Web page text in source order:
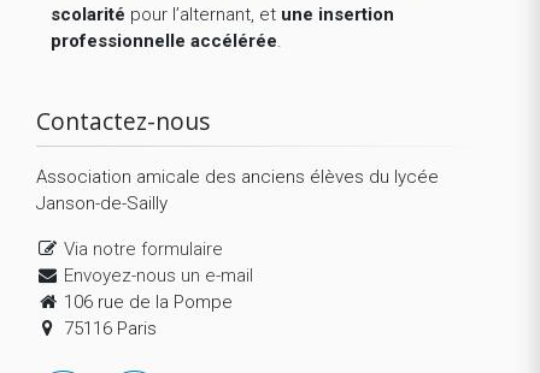
scolarité pour l’alternant, et une insertion
professionnelle accélérée.
Contactez-nous
Association amicale des anciens élèves du lycée
Janson-de-Sailly
Via notre formulaire
Envoyez-nous un e-mail
106 rue de la Pompe
75116 Paris